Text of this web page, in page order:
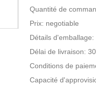
Quantité de
Prix: negotiable
Détails
Délai de livraison:
Conditions de
Capacité